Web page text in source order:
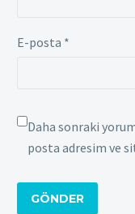
E-posta *
Daha sonraki
posta adresim ve
GÖNDER